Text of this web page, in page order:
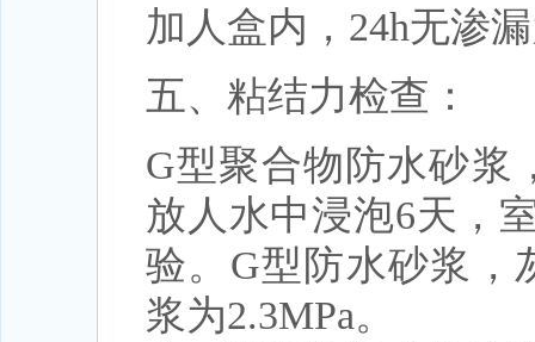
加人盒内，24h无渗
五、粘结力检查：
G型聚合物防水砂浆
放人水中浸泡6天，
验。G型防水砂浆，
浆为2.3MPa。